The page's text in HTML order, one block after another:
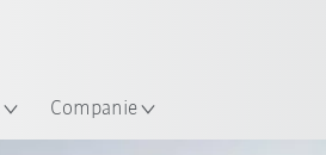
Companie